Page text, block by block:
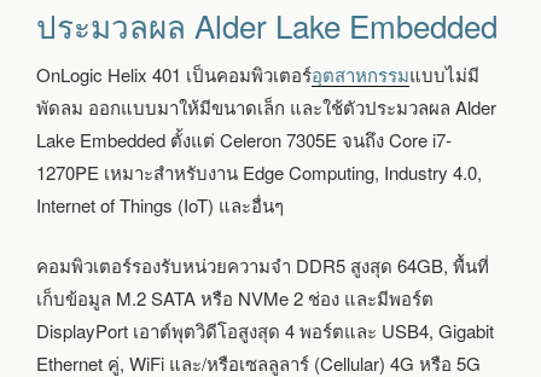
แบบ
ไม่มี
พัดลม
ใช้
ตัว
ประมวล
ALDER
ประมวลผล Alder Lake Embedded
OnLogic Helix 401 เป็นคอมพิวเตอร์อุตสาหกรรมแบบไม่มี
พัดลม ออกแบบมาให้มีขนาดเล็ก และใช้ตัวประมวลผล Alder
Lake Embedded ตั้งแต่ Celeron 7305E จนถึง Core i7-
1270PE เหมาะสำหรับงาน Edge Computing, Industry 4.0,
Internet of Things (IoT) และอื่นๆ
คอมพิวเตอร์รองรับหน่วยความจำ DDR5 สูงสุด 64GB, พื้นที่
เก็บข้อมูล M.2 SATA หรือ NVMe 2 ช่อง และมีพอร์ต
DisplayPort เอาต์พุตวิดีโอสูงสุด 4 พอร์ตและ USB4, Gigabit
Ethernet คู่, WiFi และ/หรือเซลลูลาร์ (Cellular) 4G หรือ 5G